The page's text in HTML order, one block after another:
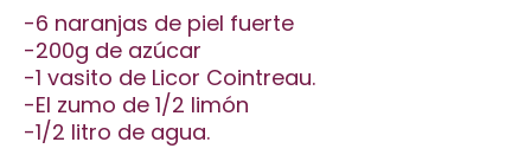
-6 naranjas de piel fuerte
-200g de azúcar
-1 vasito de Licor Cointreau.
-El zumo de 1/2 limón
-1/2 litro de agua.